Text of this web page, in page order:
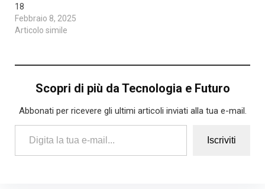
18
Febbraio 8, 2025
Articolo simile
Scopri di più da Tecnologia e Futuro
Abbonati per ricevere gli ultimi articoli inviati alla tua e-mail.
Digita la tua e-mail...
Iscriviti